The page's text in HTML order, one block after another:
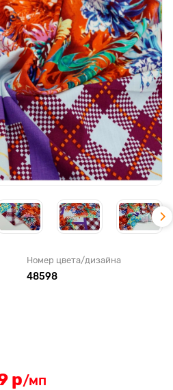
Номер цвета/дизайна
48598
р/мп